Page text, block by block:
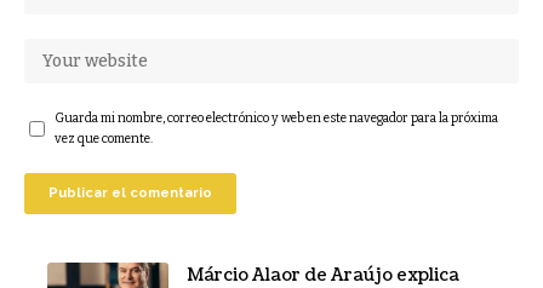
Guarda mi nombre, correo electrónico y web en este navegador para la próxima
vez que comente.
Márcio Alaor de Araújo explica